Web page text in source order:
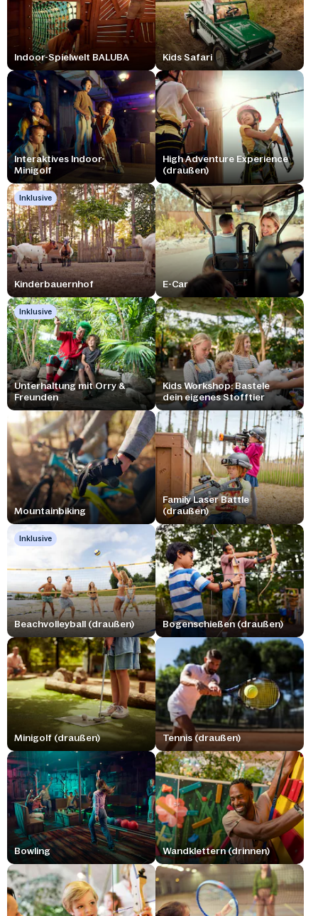
Indoor-Spielwelt BALUBA Kids Safari
Interaktives Indoor-
Minigolf
High Adventure Experience
(draußen)
Inklusive
Kinderbauernhof E-Car
Inklusive
Unterhaltung mit Orry &
Freunden
Kids Workshop: Bastele
dein eigenes Stofftier
Mountainbiking
Family Laser Battle
(draußen)
Inklusive
Beachvolleyball (draußen) Bogenschießen (draußen)
Minigolf (draußen) Tennis (draußen)
Bowling Wandklettern (drinnen)